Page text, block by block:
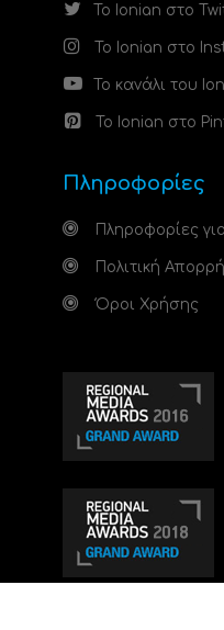
Το Ionian στο
Το Ionian στο
Το κανάλι του
Το Ionian στο
Πληροφορίες
Πληροφορίες
Πολιτική
Όροι Χρήσης